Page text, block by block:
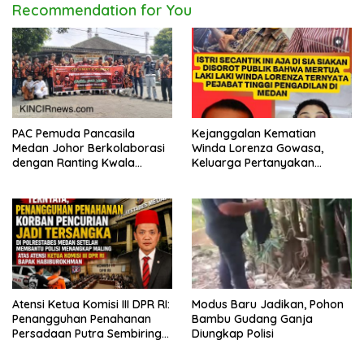
Recommendation for You
PAC Pemuda Pancasila
Medan Johor Berkolaborasi
dengan Ranting Kwala
Jemaah dan Pengguna Jalan
Kejanggalan Kematian
Winda Lorenza Gowasa,
Keluarga Pertanyakan
Atensi Ketua Komisi III DPR RI:
Penangguhan Penahanan
Persadaan Putra Sembiring
Modus Baru Jadikan, Pohon
Bambu Gudang Ganja
Diungkap Polisi